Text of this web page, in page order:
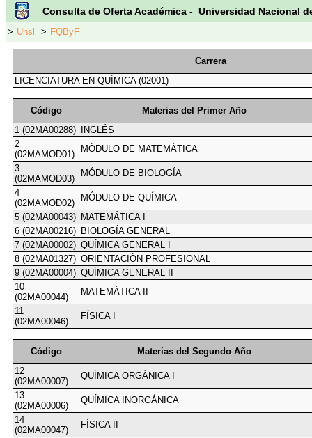
Consulta de Oferta Académica - Universidad Nacional
> Unsl > FQByF
Carrera
LICENCIATURA EN QUÍMICA (02001)
Código
Materias del Primer Año
1 (02MA00288)
INGLÉS
2
(02MAMOD01)
MÓDULO DE MATEMÁTICA
3
(02MAMOD03)
MÓDULO DE BIOLOGÍA
4
(02MAMOD02)
MÓDULO DE QUÍMICA
5 (02MA00043) MATEMÁTICA I
6 (02MA00216) BIOLOGÍA GENERAL
7 (02MA00002) QUÍMICA GENERAL I
8 (02MA01327) ORIENTACIÓN PROFESIONAL
9 (02MA00004) QUÍMICA GENERAL II
10
(02MA00044)
MATEMÁTICA II
11
(02MA00046)
FÍSICA I
Código
Materias del Segundo Año
12
(02MA00007)
QUÍMICA ORGÁNICA I
13
(02MA00006)
QUÍMICA INORGÁNICA
14
(02MA00047)
FÍSICA II